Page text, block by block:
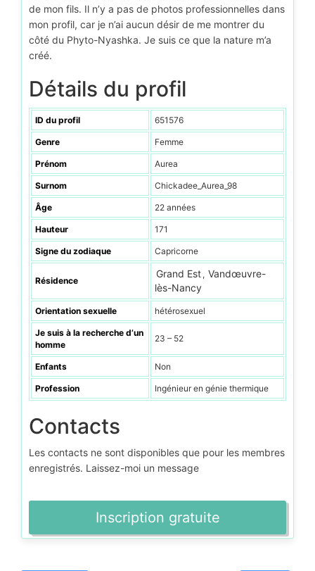
de mon fils. Il n’y a pas de photos professionnelles dans
mon profil, car je n’ai aucun désir de me montrer du
côté du Phyto-Nyashka. Je suis ce que la nature m’a
créé.
Détails du profil
ID du profil 651576
Genre Femme
Prénom Aurea
Surnom Chickadee_Aurea_98
Âge 22 années
Hauteur 171
Signe du zodiaque Capricorne
Résidence
Grand Est , Vandœuvre-
lès-Nancy
Orientation sexuelle hétérosexuel
Je suis à la recherche d’un
homme
23 – 52
Enfants Non
Profession Ingénieur en génie thermique
Contacts
Les contacts ne sont disponibles que pour les membres
enregistrés. Laissez-moi un message
Inscription gratuite